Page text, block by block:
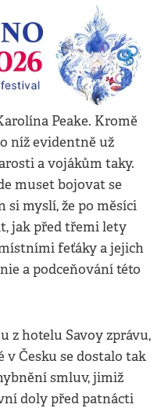
Peake. Kromě
níž evidentně už
a vojákům taky.
muset bojovat se
si myslí, že po měsíci
jak před třemi lety
feťáky a jejich
a podceňování této
z hotelu Savoy zprávu,
Česku se dostalo tak
smluv, jimiž
doly před patnácti